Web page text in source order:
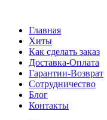
Главная
Хиты
Как сделать заказ
Доставка-Оплата
Гарантии-Возврат
Сотрудничество
Блог
Контакты